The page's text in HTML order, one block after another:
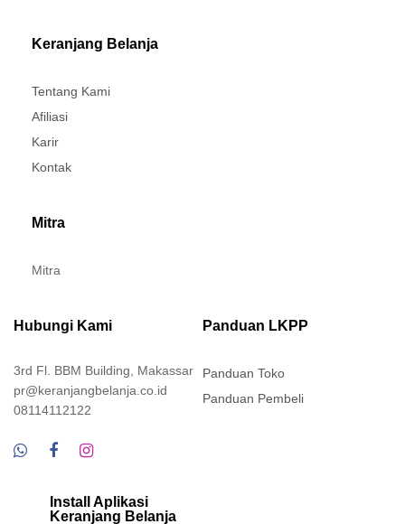
Keranjang Belanja
Tentang Kami
Afiliasi
Karir
Kontak
Mitra
Mitra
Hubungi Kami
3rd Fl. BBM Building, Makassar
pr@keranjangbelanja.co.id
08114112122
Panduan LKPP
Panduan Toko
Panduan Pembeli
Install Aplikasi
Keranjang Belanja